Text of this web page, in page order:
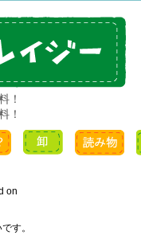
！
！
on
す。